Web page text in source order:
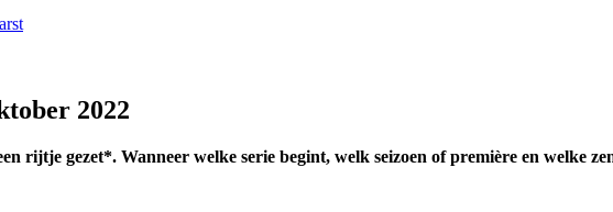
2022
rijtje gezet*. Wanneer welke serie begint, welk seizoen of première en welke